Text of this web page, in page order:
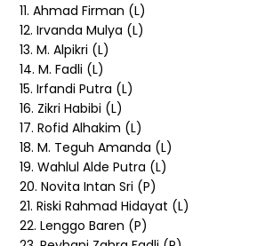
11. Ahmad Firman (L)
12. Irvanda Mulya (L)
13. M. Alpikri (L)
14. M. Fadli (L)
15. Irfandi Putra (L)
16. Zikri Habibi (L)
17. Rofid Alhakim (L)
18. M. Teguh Amanda (L)
19. Wahlul Alde Putra (L)
20. Novita Intan Sri (P)
21. Riski Rahmad Hidayat (L)
22. Lenggo Baren (P)